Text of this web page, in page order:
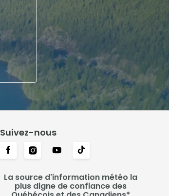
Suivez-nous
La source d'information météo la
plus digne de confiance des